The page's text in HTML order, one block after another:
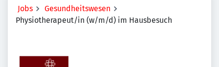
Jobs
Gesundheitswesen
Physiotherapeut/in (w/m/d) im Hausbesuch